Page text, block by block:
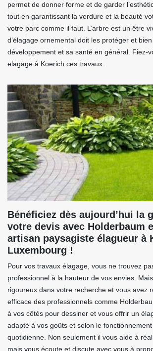
permet de donner forme et de garder
tout en garantissant la verdure et la beauté
votre parc comme il faut. L’arbre est un être
d’élagage ornemental doit les protéger et
développement et sa santé en général. Fiez-
elagage à Koerich ces travaux.
Bénéficiez dès aujourd’hui la
votre devis avec Holderbaum
artisan paysagiste élagueur à
Luxembourg !
Pour vos travaux élagage, vous ne trouvez
professionnel à la hauteur de vos envies.
rigoureux dans votre recherche et vous avez
efficace des professionnels comme
à vos côtés pour dessiner et vous offrir un
adapté à vos goûts et selon le
quotidienne. Non seulement il vous aide à
mais vous écoute et discute avec vous à